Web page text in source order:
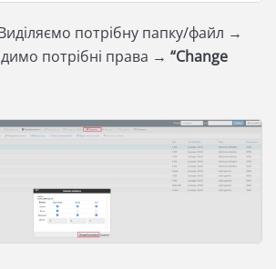
потрібну папку/файл →
потрібні права → “Change